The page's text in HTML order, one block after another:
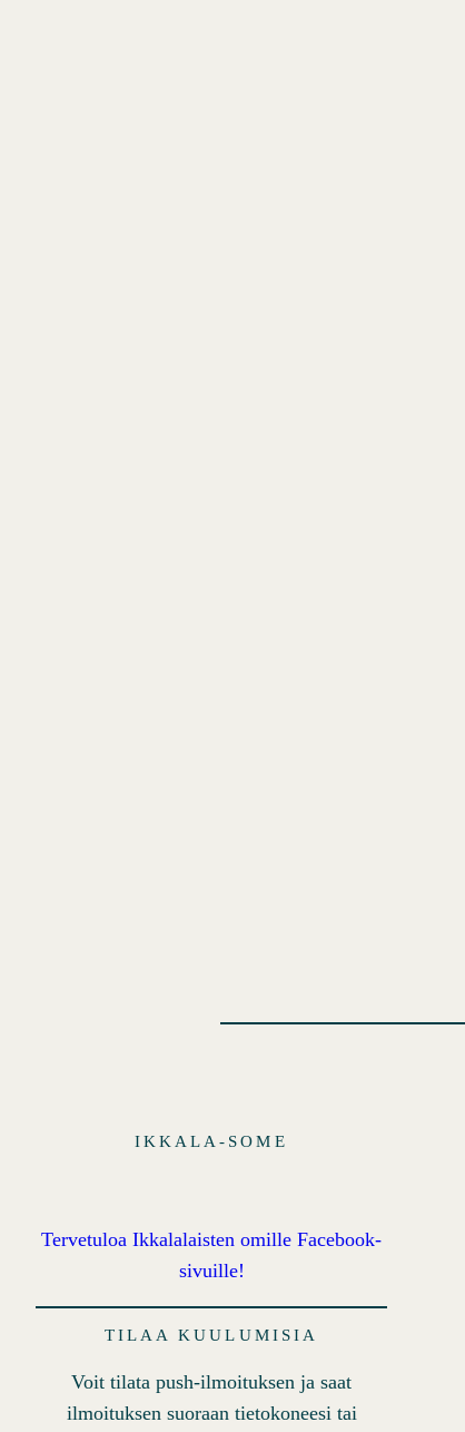
IKKALA-SOME
Tervetuloa Ikkalalaisten omille Facebook-
sivuille!
TILAA KUULUMISIA
Voit tilata push-ilmoituksen ja saat
ilmoituksen suoraan tietokoneesi tai